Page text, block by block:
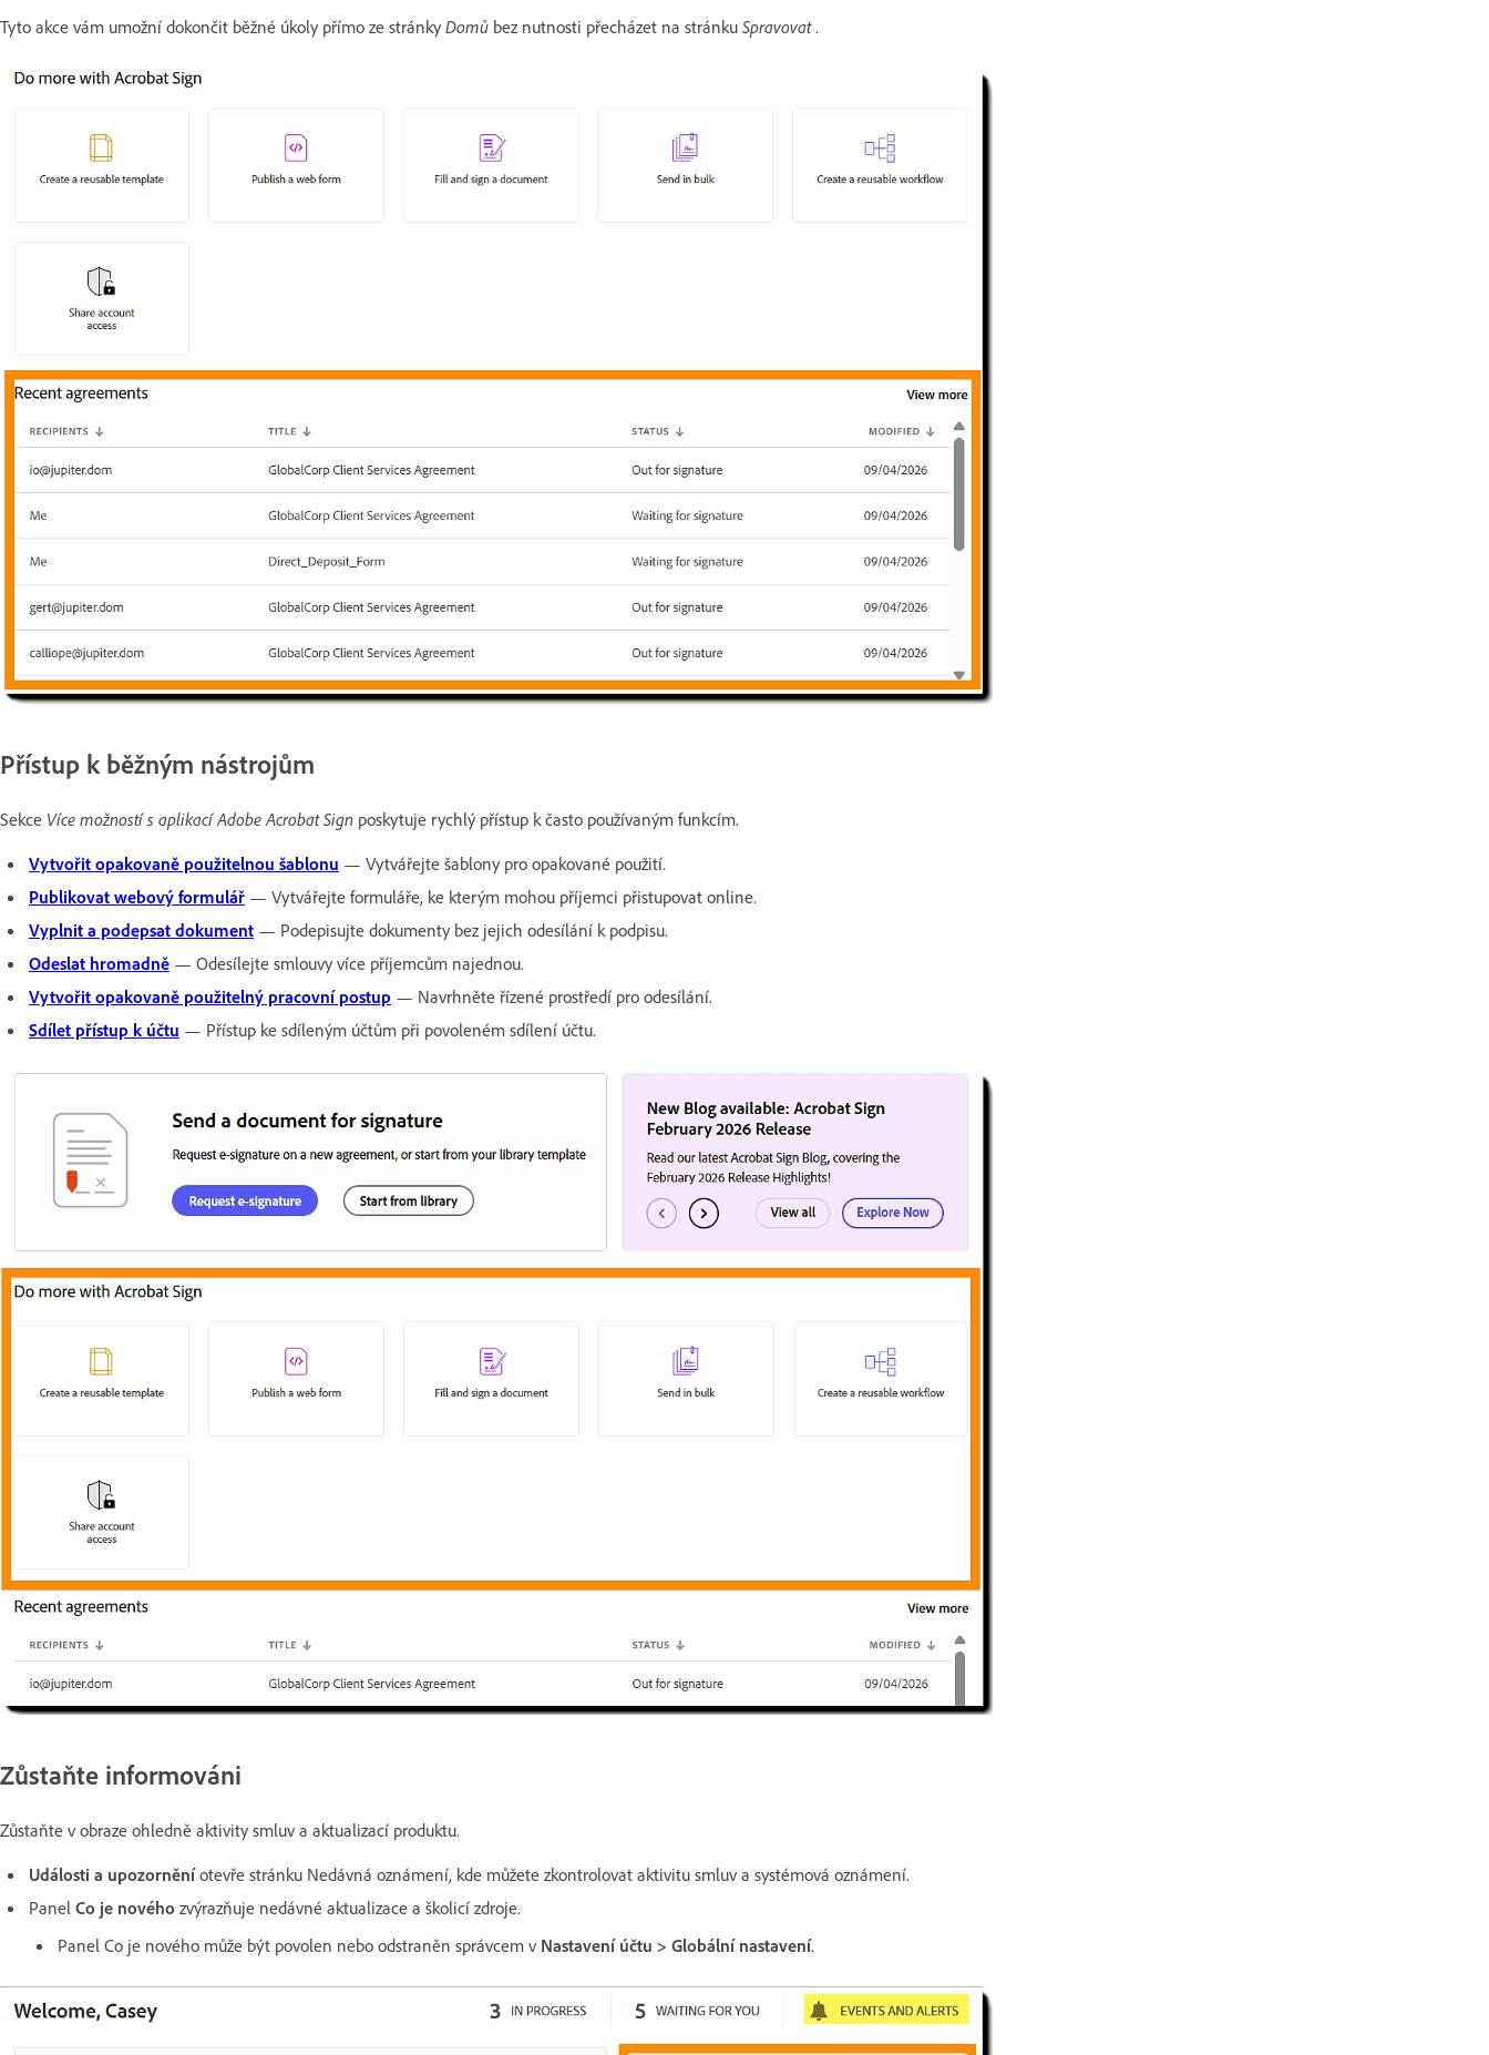
Tyto akce vám umožní dokončit běžné úkoly přímo ze stránky Domů bez nutnosti přecházet na stránku Spravovat.
Přístup k běžným nástrojům
Sekce Více možností s aplikací Adobe Acrobat Sign poskytuje rychlý přístup k často používaným funkcím.
Vytvořit opakovaně použitelnou šablonu — Vytvářejte šablony pro opakované použití.
Publikovat webový formulář — Vytvářejte formuláře, ke kterým mohou příjemci přistupovat online.
Vyplnit a podepsat dokument — Podepisujte dokumenty bez jejich odesílání k podpisu.
Odeslat hromadně — Odesílejte smlouvy více příjemcům najednou.
Vytvořit opakovaně použitelný pracovní postup — Navrhněte řízené prostředí pro odesílání.
Sdílet přístup k účtu — Přístup ke sdíleným účtům při povoleném sdílení účtu.
Zůstaňte informováni
Zůstaňte v obraze ohledně aktivity smluv a aktualizací produktu.
Události a upozorněníotevře stránku Nedávná oznámení, kde můžete zkontrolovat aktivitu smluv a systémová oznámení.
Panel Co je nového zvýrazňuje nedávné aktualizace a školicí zdroje.
Panel Co je nového může být povolen nebo odstraněn správcem v Nastavení účtu > Globální nastavení.